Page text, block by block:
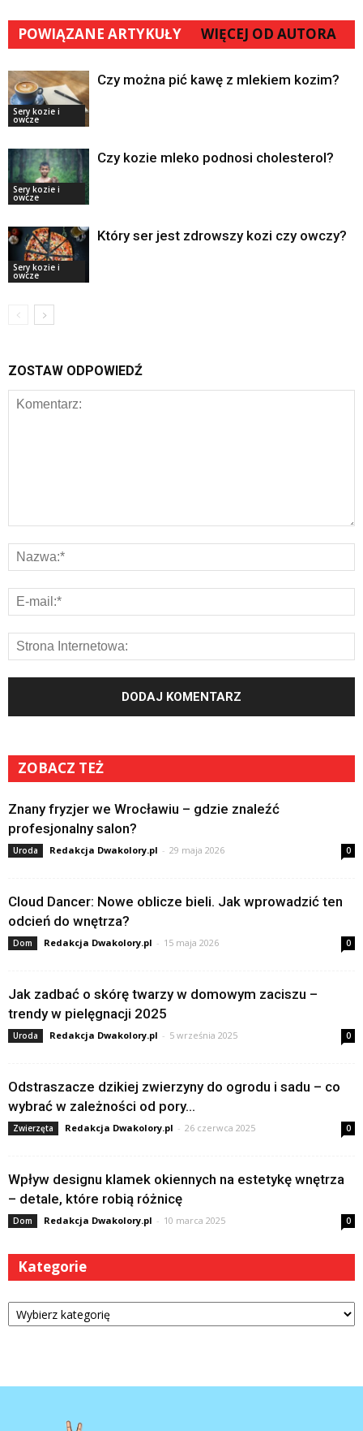
POWIĄZANE ARTYKUŁY WIĘCEJ OD AUTORA
Sery kozie i
owcze
Czy można pić kawę z mlekiem kozim?
Sery kozie i
owcze
Czy kozie mleko podnosi cholesterol?
Sery kozie i
owcze
Który ser jest zdrowszy kozi czy owczy?
ZOSTAW ODPOWIEDŹ
ZOBACZ TEŻ
Znany fryzjer we Wrocławiu – gdzie znaleźć
profesjonalny salon?
Uroda Redakcja Dwakolory.pl - 29 maja 2026 0
Cloud Dancer: Nowe oblicze bieli. Jak wprowadzić ten
odcień do wnętrza?
Dom Redakcja Dwakolory.pl - 15 maja 2026 0
Jak zadbać o skórę twarzy w domowym zaciszu –
trendy w pielęgnacji 2025
Uroda Redakcja Dwakolory.pl - 5 września 2025 0
Odstraszacze dzikiej zwierzyny do ogrodu i sadu – co
wybrać w zależności od pory...
Zwierzęta Redakcja Dwakolory.pl - 26 czerwca 2025 0
Wpływ designu klamek okiennych na estetykę wnętrza
– detale, które robią różnicę
Dom Redakcja Dwakolory.pl - 10 marca 2025 0
Kategorie
Kategorie